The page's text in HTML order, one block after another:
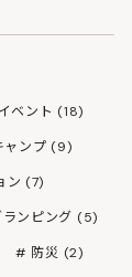
イベント (18)
ャンプ (9)
ン (7)
ランピング (5)
防災 (2)